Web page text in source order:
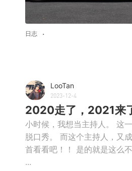
日志
LooTan
2023-12-4
2020走了，2021来
小时候，我想当主持人。 这
脱口秀。 而这个主持人，又
首看看吧！！ 是的就是这么
...